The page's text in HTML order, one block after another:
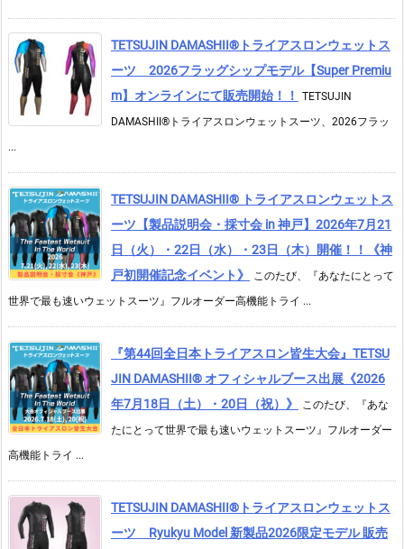
TETSUJIN DAMASHII®︎トライアスロンウェットス
ーツ 2026フラッグシップモデル【Super Premiu
m】オンラインにて販売開始！！
TETSUJIN
DAMASHII®トライアスロンウェットスーツ、2026フラッ
...
TETSUJIN DAMASHII® トライアスロンウェットス
ーツ【製品説明会・採寸会 in 神戸】2026年7月21
日（火）・22日（水）・23日（木）開催！！《神
戸初開催記念イベント》
このたび、『あなたにとって
世界で最も速いウェットスーツ』フルオーダー高機能トライ ...
『第44回全日本トライアスロン皆生大会』TETSU
JIN DAMASHII® オフィシャルブース出展《2026
年7月18日（土）・20日（祝）》
このたび、『あな
たにとって世界で最も速いウェットスーツ』フルオーダー
高機能トライ ...
TETSUJIN DAMASHII®︎トライアスロンウェットス
ーツ Ryukyu Model 新製品2026限定モデル 販売